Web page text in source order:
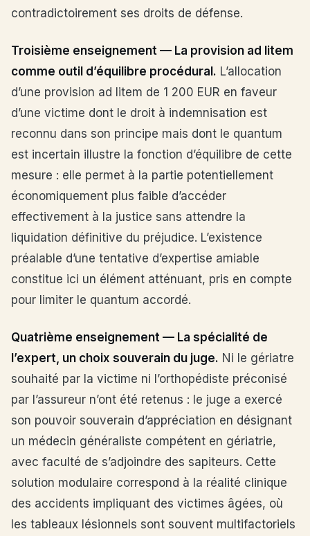
contradictoirement ses droits de défense.
Troisième enseignement — La provision ad litem
comme outil d’équilibre procédural. L’allocation
d’une provision ad litem de 1 200 EUR en faveur
d’une victime dont le droit à indemnisation est
reconnu dans son principe mais dont le quantum
est incertain illustre la fonction d’équilibre de cette
mesure : elle permet à la partie potentiellement
économiquement plus faible d’accéder
effectivement à la justice sans attendre la
liquidation définitive du préjudice. L’existence
préalable d’une tentative d’expertise amiable
constitue ici un élément atténuant, pris en compte
pour limiter le quantum accordé.
Quatrième enseignement — La spécialité de
l’expert, un choix souverain du juge. Ni le gériatre
souhaité par la victime ni l’orthopédiste préconisé
par l’assureur n’ont été retenus : le juge a exercé
son pouvoir souverain d’appréciation en désignant
un médecin généraliste compétent en gériatrie,
avec faculté de s’adjoindre des sapiteurs. Cette
solution modulaire correspond à la réalité clinique
des accidents impliquant des victimes âgées, où
les tableaux lésionnels sont souvent multifactoriels